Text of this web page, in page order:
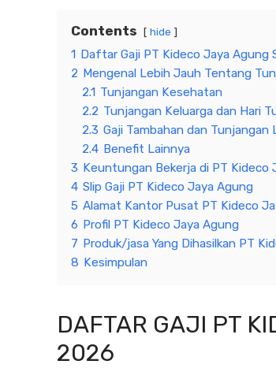
Contents hide
1 Daftar Gaji PT Kideco Jaya Agung
2 Mengenal Lebih Jauh Tentang
2.1 Tunjangan Kesehatan
2.2 Tunjangan Keluarga dan Hari
2.3 Gaji Tambahan dan Tunjangan
2.4 Benefit Lainnya
3 Keuntungan Bekerja di PT Kideco
4 Slip Gaji PT Kideco Jaya Agung
5 Alamat Kantor Pusat PT Kideco
6 Profil PT Kideco Jaya Agung
7 Produk/jasa Yang Dihasilkan PT
8 Kesimpulan
DAFTAR GAJI PT
2026